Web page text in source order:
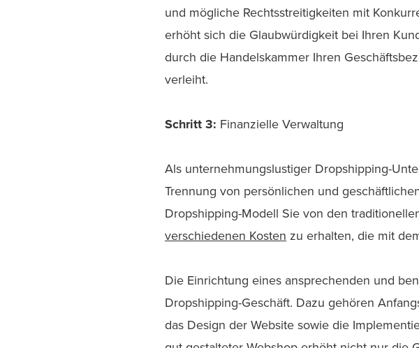
und mögliche Rechtsstreitigkeiten mit
erhöht sich die Glaubwürdigkeit bei Ihren
durch die Handelskammer Ihren
verleiht.
Schritt 3: Finanzielle Verwaltung
Als unternehmungslustiger Dropshipping-
Trennung von persönlichen und
Dropshipping-Modell Sie von den
verschiedenen Kosten zu erhalten, die mit
Die Einrichtung eines ansprechenden und
Dropshipping-Geschäft. Dazu gehören
das Design der Website sowie die